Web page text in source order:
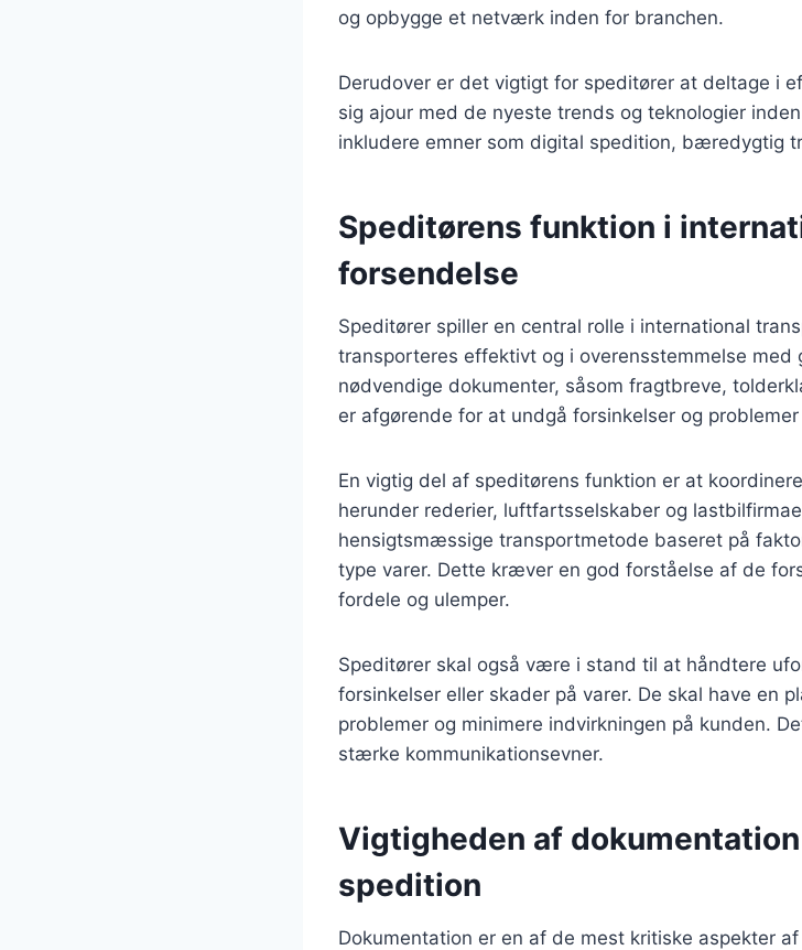
og opbygge et netværk inden for branchen.
Derudover er det vigtigt for speditører at deltage i
sig ajour med de nyeste trends og teknologier
inkludere emner som digital spedition, bæredygtig
Speditørens funktion i
forsendelse
Speditører spiller en central rolle i international
transporteres effektivt og i overensstemmelse
nødvendige dokumenter, såsom fragtbreve,
er afgørende for at undgå forsinkelser og
En vigtig del af speditørens funktion er at
herunder rederier, luftfartsselskaber og
hensigtsmæssige transportmetode baseret på
type varer. Dette kræver en god forståelse af de
fordele og ulemper.
Speditører skal også være i stand til at håndtere
forsinkelser eller skader på varer. De skal have en
problemer og minimere indvirkningen på kunden.
stærke kommunikationsevner.
Vigtigheden af
spedition
Dokumentation er en af de mest kritiske aspekter